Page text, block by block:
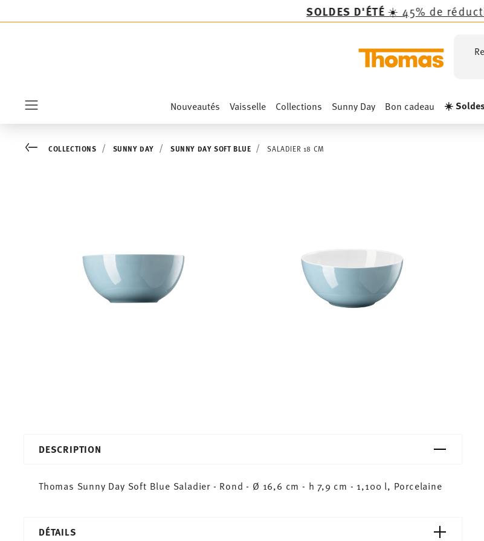
SOLDES D'ÉTÉ☀️ 45% de réduction sur
Nouveautés Vaisselle Collections Sunny Day Bon cadeau ☀️
Go backCOLLECTIONS SUNNY DAY SUNNY DAY SOFT BLUE SALADIER 18 CM
DESCRIPTION
Thomas Sunny Day Soft Blue Saladier - Rond - Ø 16,6 cm - h 7,9 cm - 1,100 l, Porcelaine
DÉTAILS